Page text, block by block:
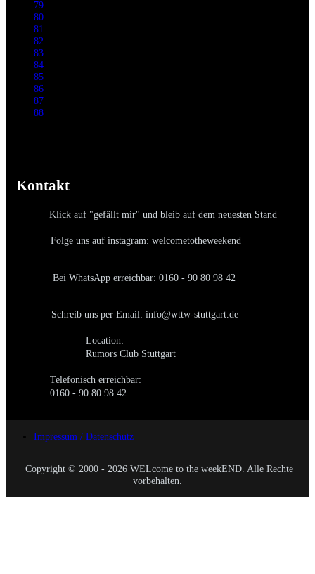
79
80
81
82
83
84
85
86
87
88
Kontakt
Klick auf "gefällt mir" und bleib auf dem neuesten Stand
Folge uns auf instagram: welcometotheweekend
Bei WhatsApp erreichbar: 0160 - 90 80 98 42
Schreib uns per Email: info@wttw-stuttgart.de
Location:
Rumors Club Stuttgart
Telefonisch erreichbar:
0160 - 90 80 98 42
Impressum / Datenschutz
Copyright © 2000 - 2026 WELcome to the weekEND. Alle Rechte
vorbehalten.